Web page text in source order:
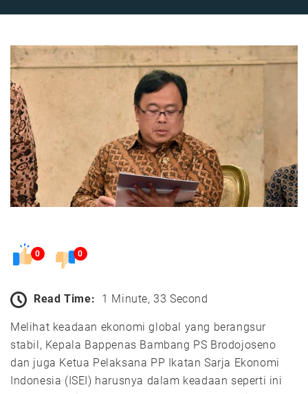
0 0
Read Time: 1 Minute, 33 Second
Melihat keadaan ekonomi global yang berangsur
stabil, Kepala Bappenas Bambang PS Brodojoseno
dan juga Ketua Pelaksana PP Ikatan Sarja Ekonomi
Indonesia (ISEI) harusnya dalam keadaan seperti ini